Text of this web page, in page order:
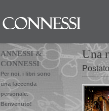
ANNESSI &
CONNESSI
Per noi, i libri sono
una faccenda
personale.
Benvenuto!
Una